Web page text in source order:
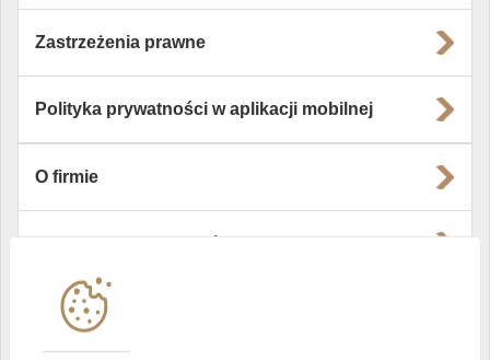
Zastrzeżenia prawne
Polityka prywatności w aplikacji mobilnej
O firmie
Instytucje współpracujące